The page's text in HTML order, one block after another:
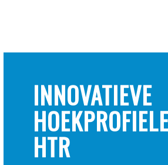
INNOVATIEVE
HTR